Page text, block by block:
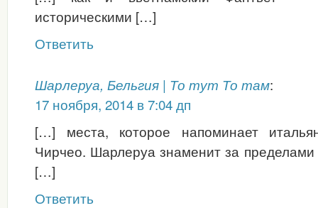
историческими […]
Ответить
Шарлеруа, Бельгия | То тут То там:
17 ноября, 2014 в 7:04 дп
[…] места, которое напоминает
Чирчео. Шарлеруа знаменит за пределами
[…]
Ответить